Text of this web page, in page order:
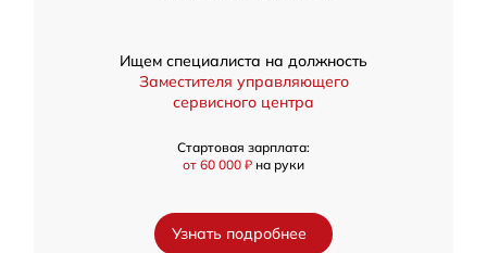
Ищем специалиста на должность
Заместителя управляющего
сервисного центра
Стартовая зарплата:
от 60 000 ₽ на руки
Узнать подробнее